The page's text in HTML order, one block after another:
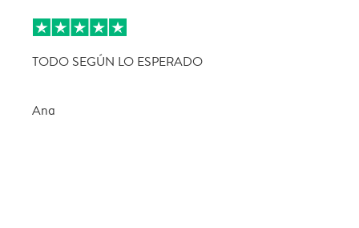
TODO SEGÚN LO ESPERADO
Ana